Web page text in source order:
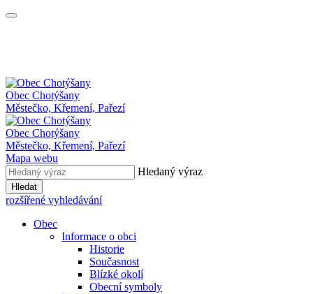
Obec Chotýšany
Městečko, Křemení, Pařezí
Obec Chotýšany
Městečko, Křemení, Pařezí
Mapa webu
Hledaný výraz
Hledat
rozšířené vyhledávání
Obec
Informace o obci
Historie
Současnost
Blízké okolí
Obecní symboly